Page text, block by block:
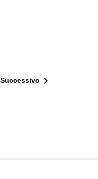
Successivo 